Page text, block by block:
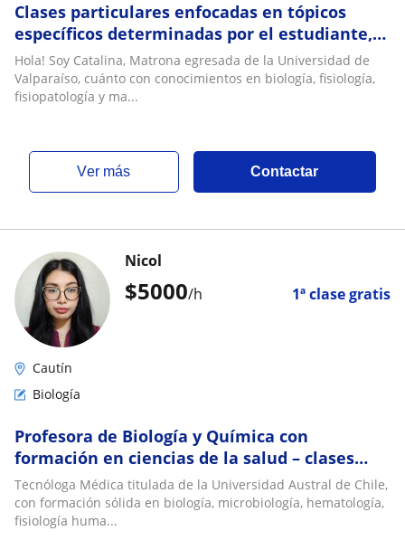
Clases particulares enfocadas en tópicos
específicos determinadas por el estudiante,
ayudantía nivel universitario
Hola! Soy Catalina, Matrona egresada de la Universidad de
Valparaíso, cuánto con conocimientos en biología, fisiología,
fisiopatología y ma...
ver más Contactar
$5000/h 1ª clase gratis
Nicol
Cautín
Biología
Profesora de Biología y Química con
formación en ciencias de la salud – clases
presenciales en Loncoche con enfoque
personalizado
Tecnóloga Médica titulada de la Universidad Austral de Chile,
con formación sólida en biología, microbiología, hematología,
fisiología huma...